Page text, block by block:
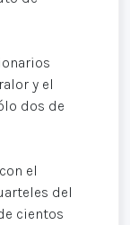
y el
dos de
el
del
cientos